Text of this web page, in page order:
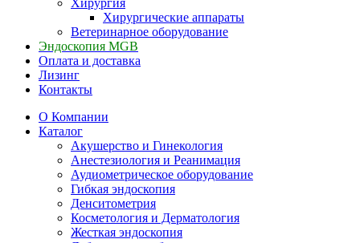
Хирургия
Хирургические аппараты
Ветеринарное оборудование
Эндоскопия MGB
Оплата и доставка
Лизинг
Контакты
О Компании
Каталог
Акушерство и Гинекология
Анестезиология и Реанимация
Аудиометрическое оборудование
Гибкая эндоскопия
Денситометрия
Косметология и Дерматология
Жесткая эндоскопия